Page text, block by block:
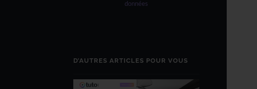
données
D’AUTRES ARTICLES POUR VOUS